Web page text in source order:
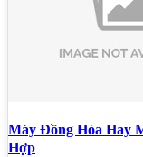
Máy Đồng Hóa Hay
Hợp